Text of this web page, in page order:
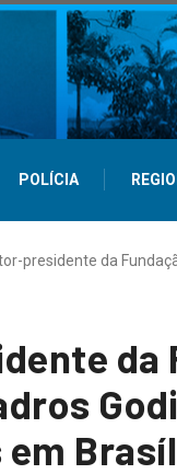
POLÍCIA
presidente da
da